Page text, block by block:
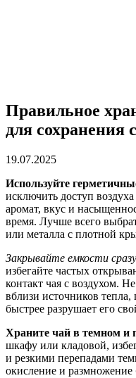
Правильное
для сохранения
19.07.2025
Используйте
исключить доступ
аромат, вкус и
время. Лучше всего
или металла с плотной
Закрывайте емкости
избегайте частых
контакт чая с воздухом.
вблизи источников тепла,
быстрее разрушает его
Храните чай в темном и
шкафу или кладовой,
и резкими перепадами
окисление и размножение